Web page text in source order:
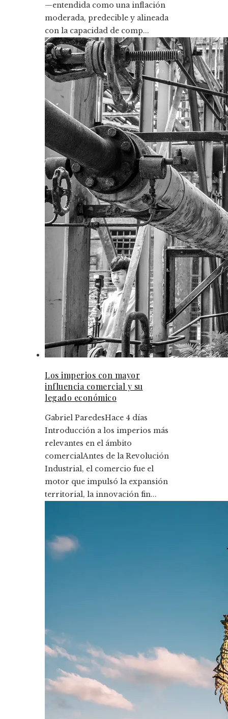
—entendida como una inflación
moderada, predecible y alineada
con la capacidad de comp...
Los imperios con mayor
influencia comercial y su
legado económico
Gabriel ParedesHace 4 días
Introducción a los imperios más
relevantes en el ámbito
comercialAntes de la Revolución
Industrial, el comercio fue el
motor que impulsó la expansión
territorial, la innovación fin...